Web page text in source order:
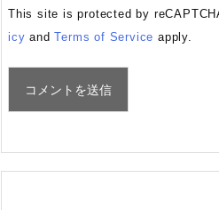
This site is protected by
icy andTerms of Service apply.